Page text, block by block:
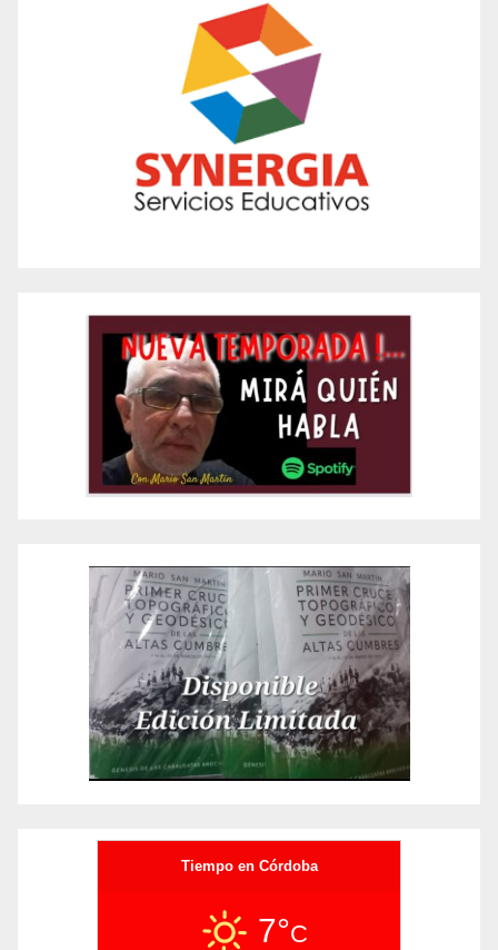
Tiempo en Córdoba
7°C